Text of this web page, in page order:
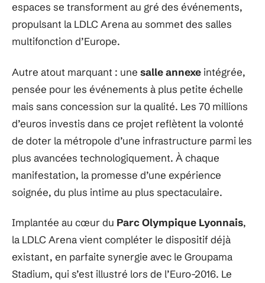
espaces se transforment au gré des événements,
propulsant la LDLC Arena au sommet des salles
multifonction d’Europe.
Autre atout marquant : une salle annexe intégrée,
pensée pour les événements à plus petite échelle
mais sans concession sur la qualité. Les 70 millions
d’euros investis dans ce projet reflètent la volonté
de doter la métropole d’une infrastructure parmi les
plus avancées technologiquement. À chaque
manifestation, la promesse d’une expérience
soignée, du plus intime au plus spectaculaire.
Implantée au cœur du Parc Olympique Lyonnais,
la LDLC Arena vient compléter le dispositif déjà
existant, en parfaite synergie avec le Groupama
Stadium, qui s’est illustré lors de l’Euro-2016. Le